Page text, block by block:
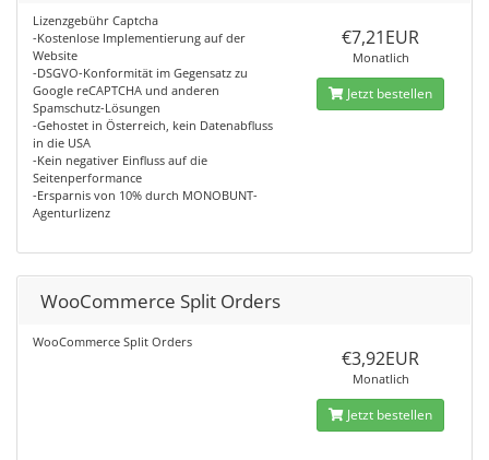
Lizenzgebühr Captcha
-Kostenlose Implementierung auf der
Website
-DSGVO-Konformität im Gegensatz zu
Google reCAPTCHA und anderen
Spamschutz-Lösungen
-Gehostet in Österreich, kein Datenabfluss
in die USA
-Kein negativer Einfluss auf die
Seitenperformance
-Ersparnis von 10% durch MONOBUNT-
Agenturlizenz
€7,21EUR
Monatlich
Jetzt bestellen
WooCommerce Split Orders
WooCommerce Split Orders
€3,92EUR
Monatlich
Jetzt bestellen